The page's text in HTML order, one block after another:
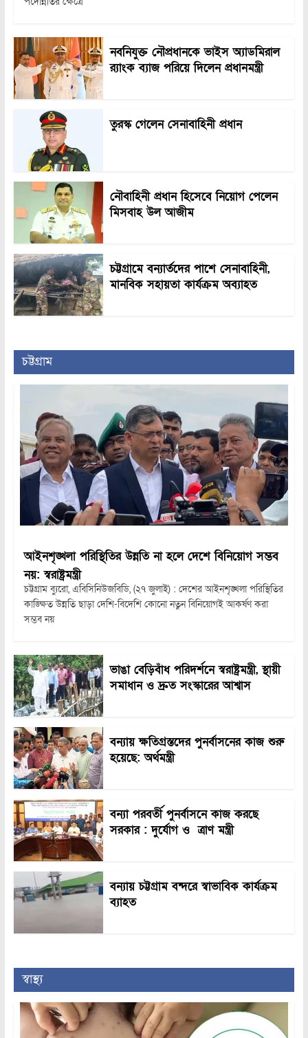
নবনিযুক্ত নৌপ্রধানকে ভাইস অ্যাডমিরাল
র‍্যাংক ব্যাজ পরিয়ে দিলেন প্রধানমন্ত্রী
তুরস্ক গেলেন সেনাবাহিনী প্রধান
নৌবাহিনী প্রধান হিসেবে নিয়োগ পেলেন
মিসবাহ উল আজীম
চট্টগ্রামে বন্যার্তদের পাশে সেনাবাহিনী,
মানবিক সহায়তা কার্যক্রম অব্যাহত
চট্টগ্রাম
আইনশৃঙ্খলা পরিস্থিতির উন্নতি না হলে দেশে বিনিয়োগ সম্ভব
নয়: স্বরাষ্ট্রমন্ত্রী
চট্টগ্রাম ব্যুরো, এবিসিনিউজবিডি, (২৭ জুলাই) : দেশের আইনশৃঙ্খলা পরিস্থিতির
কাঙ্ক্ষিত উন্নতি ছাড়া দেশি-বিদেশি কোনো নতুন বিনিয়োগই আকর্ষণ করা
সম্ভব নয়
ভাঙা বেড়িবাঁধ পরিদর্শনে স্বরাষ্ট্রমন্ত্রী, স্থায়ী
সমাধান ও দ্রুত সংস্কারের আশ্বাস
বন্যায় ক্ষতিগ্রস্তদের পুনর্বাসনের কাজ শুরু
হয়েছে: অর্থমন্ত্রী
বন্যা পরবর্তী পুনর্বাসনে কাজ করছে
সরকার : দুর্যোগ ও ত্রাণ মন্ত্রী
বন্যায় চট্টগ্রাম বন্দরে স্বাভাবিক কার্যক্রম
ব্যাহত
স্বাস্থ্য